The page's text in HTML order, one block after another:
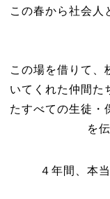
この春から社会人
この場を借りて、
いてくれた仲間た
たすべての生徒・
を
４年間、本